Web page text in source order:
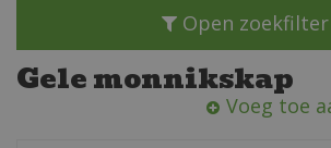
Open zoekfilter
Gele monnikskap
Voeg toe